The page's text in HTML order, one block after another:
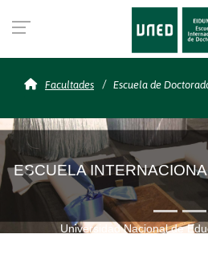
Escuela de
Facultades Escuela de
Destacado anterior
ESCUELA
Oferta de programas